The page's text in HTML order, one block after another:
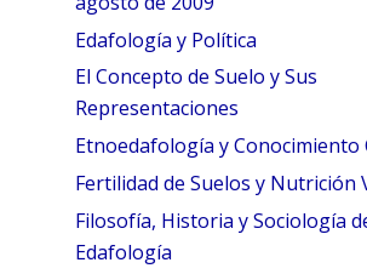
Edafología y Política
El Concepto de Suelo y Sus
Representaciones
Etnoedafología y Conocimiento
Fertilidad de Suelos y Nutrición
Filosofía, Historia y Sociología
Edafología